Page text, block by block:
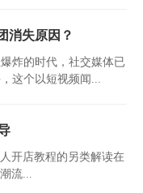
消失原因？
炸的时代，社交媒体已
这个以短视频闻...
开店教程的另类解读在
流...